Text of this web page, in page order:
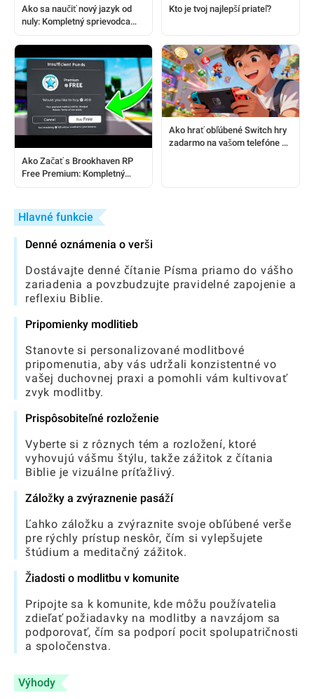
Ako sa naučiť nový jazyk od
nuly: Kompletný sprievodca
Kto je tvoj najlepší priateľ?
Ako Začať s Brookhaven RP
Free Premium: Kompletný
Ako hrať obľúbené Switch hry
zadarmo na vašom telefóne za
Hlavné funkcie
Denné oznámenia o verši
Dostávajte denné čítanie Písma priamo do vášho
zariadenia a povzbudzujte pravidelné zapojenie a
reflexiu Biblie.
Pripomienky modlitieb
Stanovte si personalizované modlitbové
pripomenutia, aby vás udržali konzistentné vo
vašej duchovnej praxi a pomohli vám kultivovať
zvyk modlitby.
Prispôsobiteľné rozloženie
Vyberte si z rôznych tém a rozložení, ktoré
vyhovujú vášmu štýlu, takže zážitok z čítania
Biblie je vizuálne príťažlivý.
Záložky a zvýraznenie pasáží
Ľahko záložku a zvýraznite svoje obľúbené verše
pre rýchly prístup neskôr, čím si vylepšujete
štúdium a meditačný zážitok.
Žiadosti o modlitbu v komunite
Pripojte sa k komunite, kde môžu používatelia
zdieľať požiadavky na modlitby a navzájom sa
podporovať, čím sa podporí pocit spolupatričnosti
a spoločenstva.
Výhody